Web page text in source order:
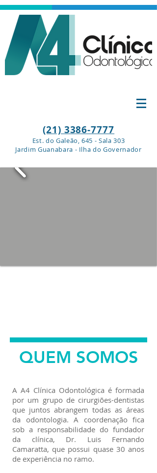
(21) 3386-7777
Est. do Galeão, 645 - Sala 303
Jardim Guanabara - Ilha do Governador
QUEM SOMOS
A A4 Clínica Odontológica é formada
por um grupo de cirurgiões-dentistas
que juntos abrangem todas as áreas
da odontologia. A coordenação fica
sob a responsabilidade do fundador
da clínica, Dr. Luis Fernando
Camaratta, que possui quase 30 anos
de experiência no ramo.